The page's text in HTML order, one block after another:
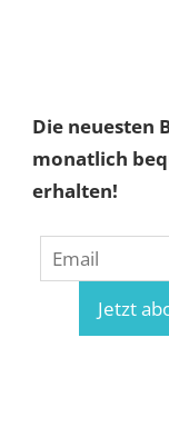
Die neuesten
monatlich
erhalten!